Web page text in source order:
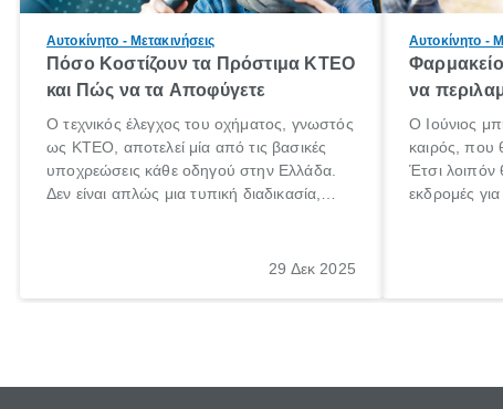
Αυτοκίνητο - Μετακινήσεις
Πόσο Κοστίζουν τα Πρόστιμα ΚΤΕΟ
και Πώς να τα Αποφύγετε
Ο τεχνικός έλεγχος του οχήματος, γνωστός
ως ΚΤΕΟ, αποτελεί μία από τις βασικές
υποχρεώσεις κάθε οδηγού στην Ελλάδα.
Δεν είναι απλώς μια τυπική διαδικασία,
οδηγών και του περιβάλλοντος. Ωστόσο,
29 Δεκ 2025
Αυτοκίνητο -
να
Ο Ιούνιος
καιρός, που
Έτσι λοιπόν
εκδρομές